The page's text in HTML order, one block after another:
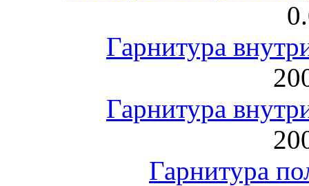
Гарнитура
Гарнитура
Гарнитура